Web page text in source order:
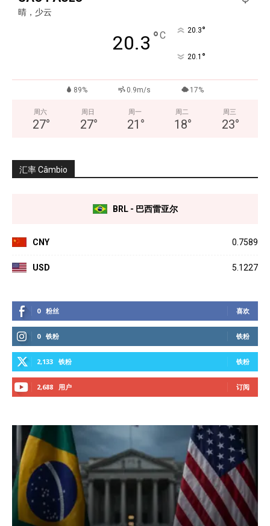
晴，少云
20.3 °C 20.3°
20.1 °
89% 0.9m/s 17%
周六
27°
周日
27°
周一
21 °
周二
18°
周三
23°
汇率 Câmbio
BRL - 巴西雷亚尔
CNY 0.7589
USD 5.1227
0 粉丝 喜欢
0 铁粉 铁粉
2,133 铁粉 铁粉
2,688 用户 订阅